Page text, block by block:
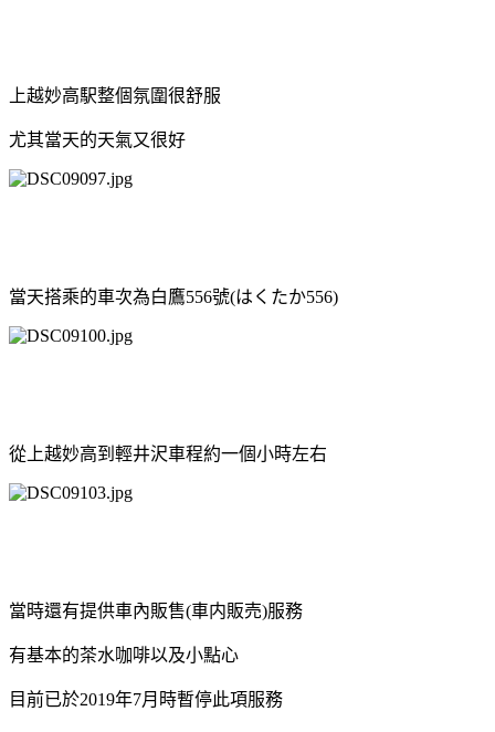
上越妙高駅整個氛圍很舒服
尤其當天的天氣又很好
當天搭乘的車次為白鷹556號(はくたか556)
從上越妙高到輕井沢車程約一個小時左右
當時還有提供車內販售(車内販売)服務
有基本的茶水咖啡以及小點心
目前已於2019年7月時暫停此項服務